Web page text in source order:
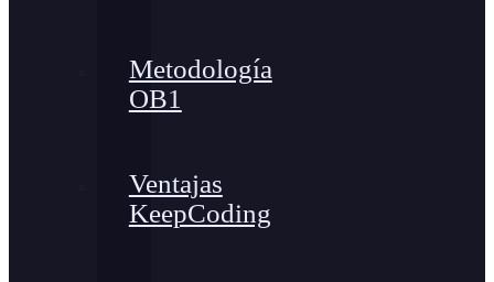
Metodología
OB1
Ventajas
KeepCoding